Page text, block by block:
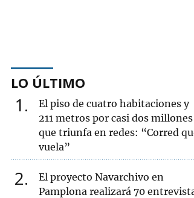
LO ÚLTIMO
1
El piso de cuatro habitaciones y
211 metros por casi dos millones
que triunfa en redes: “Corred
vuela”
2
El proyecto Navarchivo en
Pamplona realizará 70